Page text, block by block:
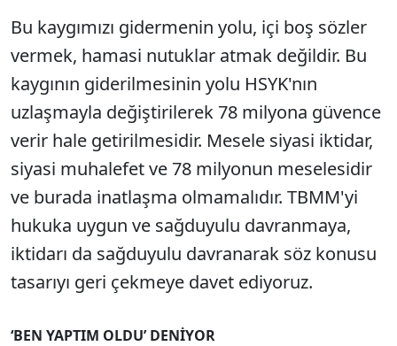
Bu kaygımızı gidermenin yolu, içi boş sözler
vermek, hamasi nutuklar atmak değildir. Bu
kaygının giderilmesinin yolu HSYK'nın
uzlaşmayla değiştirilerek 78 milyona güvence
verir hale getirilmesidir. Mesele siyasi iktidar,
siyasi muhalefet ve 78 milyonun meselesidir
ve burada inatlaşma olmamalıdır. TBMM'yi
hukuka uygun ve sağduyulu davranmaya,
iktidarı da sağduyulu davranarak söz konusu
tasarıyı geri çekmeye davet ediyoruz.
‘BEN YAPTIM OLDU’ DENİYOR